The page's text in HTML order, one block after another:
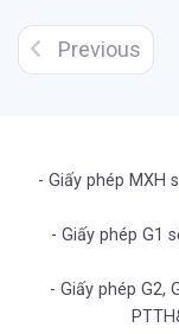
Previous
- Giấy phép MXH
- Giấy phép G1
- Giấy phép G2,